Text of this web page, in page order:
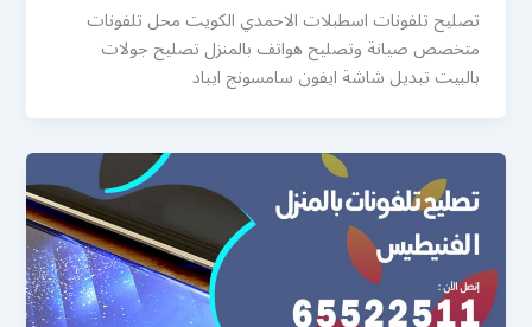
تصليح تلفونات اسطبلات الاحمدي الكويت محل تلفونات
متخصص صيانة وتصليح هواتف بالمنزل تصليح جولات
بالبيت تبديل شاشة ايفون سامسونج ايباد